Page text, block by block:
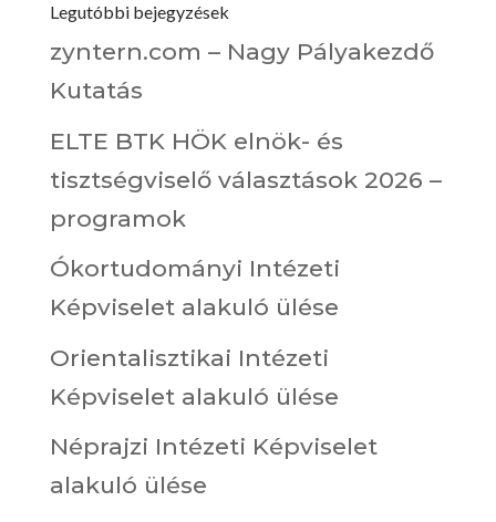
Legutóbbi bejegyzések
zyntern.com – Nagy Pályakezdő
Kutatás
ELTE BTK HÖK elnök- és
tisztségviselő választások 2026 –
programok
Ókortudományi Intézeti
Képviselet alakuló ülése
Orientalisztikai Intézeti
Képviselet alakuló ülése
Néprajzi Intézeti Képviselet
alakuló ülése